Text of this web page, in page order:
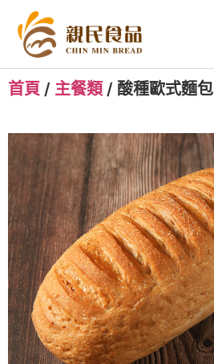
首頁 / 主餐類 / 酸種歐式麵包